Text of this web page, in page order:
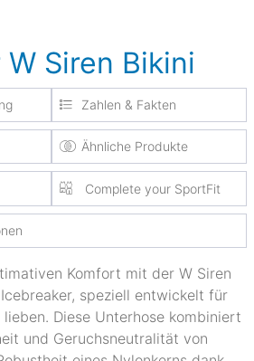
Siren Bikini
Zahlen & Fakten
Ähnliche Produkte
Complete your SportFit
Komfort mit der W Siren
speziell entwickelt für
Diese Unterhose kombiniert
und Geruchsneutralität von